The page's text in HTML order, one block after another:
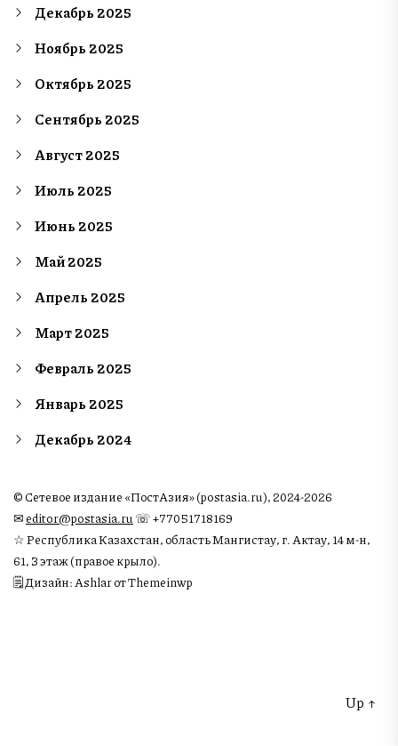
Декабрь 2025
Ноябрь 2025
Октябрь 2025
Сентябрь 2025
Август 2025
Июль 2025
Июнь 2025
Май 2025
Апрель 2025
Март 2025
Февраль 2025
Январь 2025
Декабрь 2024
© Сетевое издание «ПостАзия» (postasia.ru), 2024-2026
✉︎editor@postasia.ru ☏ +77051718169
☆ Республика Казахстан, область Мангистау, г. Актау, 14 м-н,
61, 3 этаж (правое крыло).
🗒 Дизайн: Ashlar от Themeinwp
Up ↑